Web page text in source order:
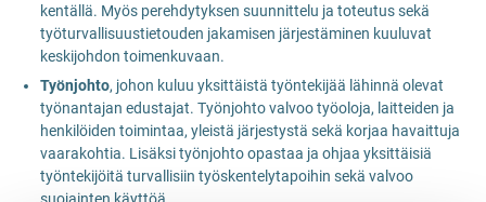
kentällä. Myös perehdytyksen suunnittelu ja toteutus sekä
työturvallisuustietouden jakamisen järjestäminen kuuluvat
keskijohdon toimenkuvaan.
Työnjohto, johon kuluu yksittäistä työntekijää lähinnä olevat
työnantajan edustajat. Työnjohto valvoo työoloja, laitteiden ja
henkilöiden toimintaa, yleistä järjestystä sekä korjaa havaittuja
vaarakohtia. Lisäksi työnjohto opastaa ja ohjaa yksittäisiä
työntekijöitä turvallisiin työskentelytapoihin sekä valvoo
suojainten käyttöä.